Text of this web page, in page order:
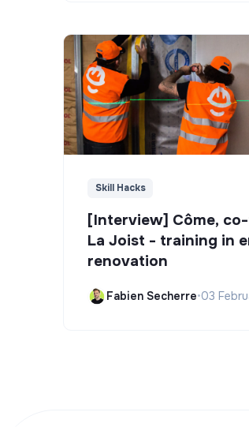
Skill Hacks
[Interview] Côme,
La Joist - training in
renovation
Fabien Secherre•03